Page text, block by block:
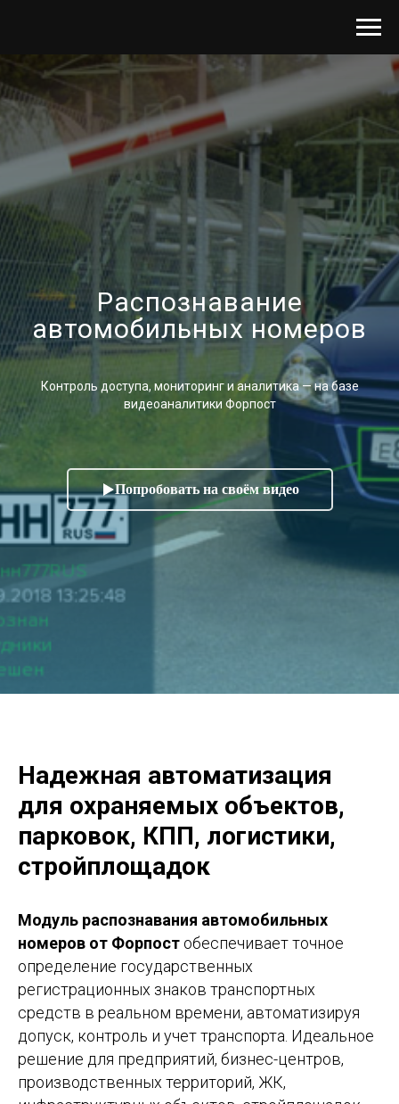
Распознавание
автомобильных номеров
Контроль доступа, мониторинг и аналитика — на базе
видеоаналитики Форпост
Попробовать на своём видео
Надежная автоматизация
для охраняемых объектов,
парковок, КПП, логистики,
стройплощадок
Модуль распознавания автомобильных
номеров от Форпост обеспечивает точное
определение государственных
регистрационных знаков транспортных
средств в реальном времени, автоматизируя
допуск, контроль и учет транспорта. Идеальное
решение для предприятий, бизнес-центров,
производственных территорий, ЖК,